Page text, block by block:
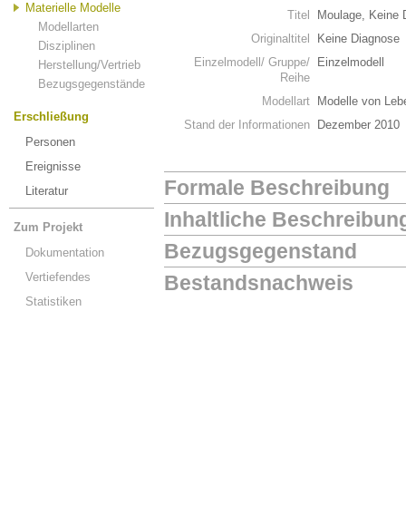
Materielle Modelle
Modellarten
Disziplinen
Herstellung/Vertrieb
Bezugsgegenstände
Erschließung
Personen
Ereignisse
Literatur
Zum Projekt
Dokumentation
Vertiefendes
Statistiken
Titel
Moulage, Keine
Originaltitel
Keine Diagnose
Einzelmodell/ Gruppe/
Reihe
Einzelmodell
Modellart
Modelle von
Stand der Informationen
Dezember 2010
Formale Beschreibung
Inhaltliche
Bezugsgegenstand
Bestandsnachweis